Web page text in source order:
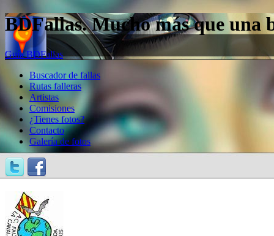
BDFallas. Mucho más que una
Guía BDFallas
Buscador de fallas
Rutas falleras
Artistas
Comisiones
¿Tienes fotos?
Contacto
Galería de fotos